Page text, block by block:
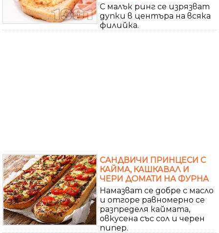
С малък ринг се изрязват
дупки в центъра на всяка
филийка.
САНДВИЧИ ПРИНЦЕСИ С
КАЙМА, КАШКАВАЛ И
ЧЕРИ ДОМАТИ НА ФУРНА
Намазват се добре с масло
и отгоре равномерно се
разпределя каймата,
овкусена със сол и черен
пипер.